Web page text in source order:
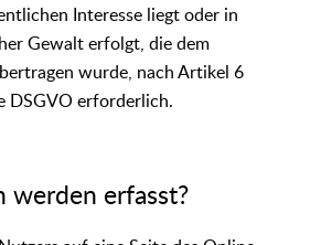
Interesse liegt oder in
Gewalt erfolgt, die dem
wurde, nach Artikel 6
DSGVO erforderlich.
werden erfasst?